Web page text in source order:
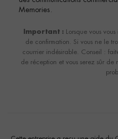
Memories.
Important : Lorsque vous
de confirmation. Si vous ne le
courrier indésirable. Conseil :
de réception et vous serez sûr de